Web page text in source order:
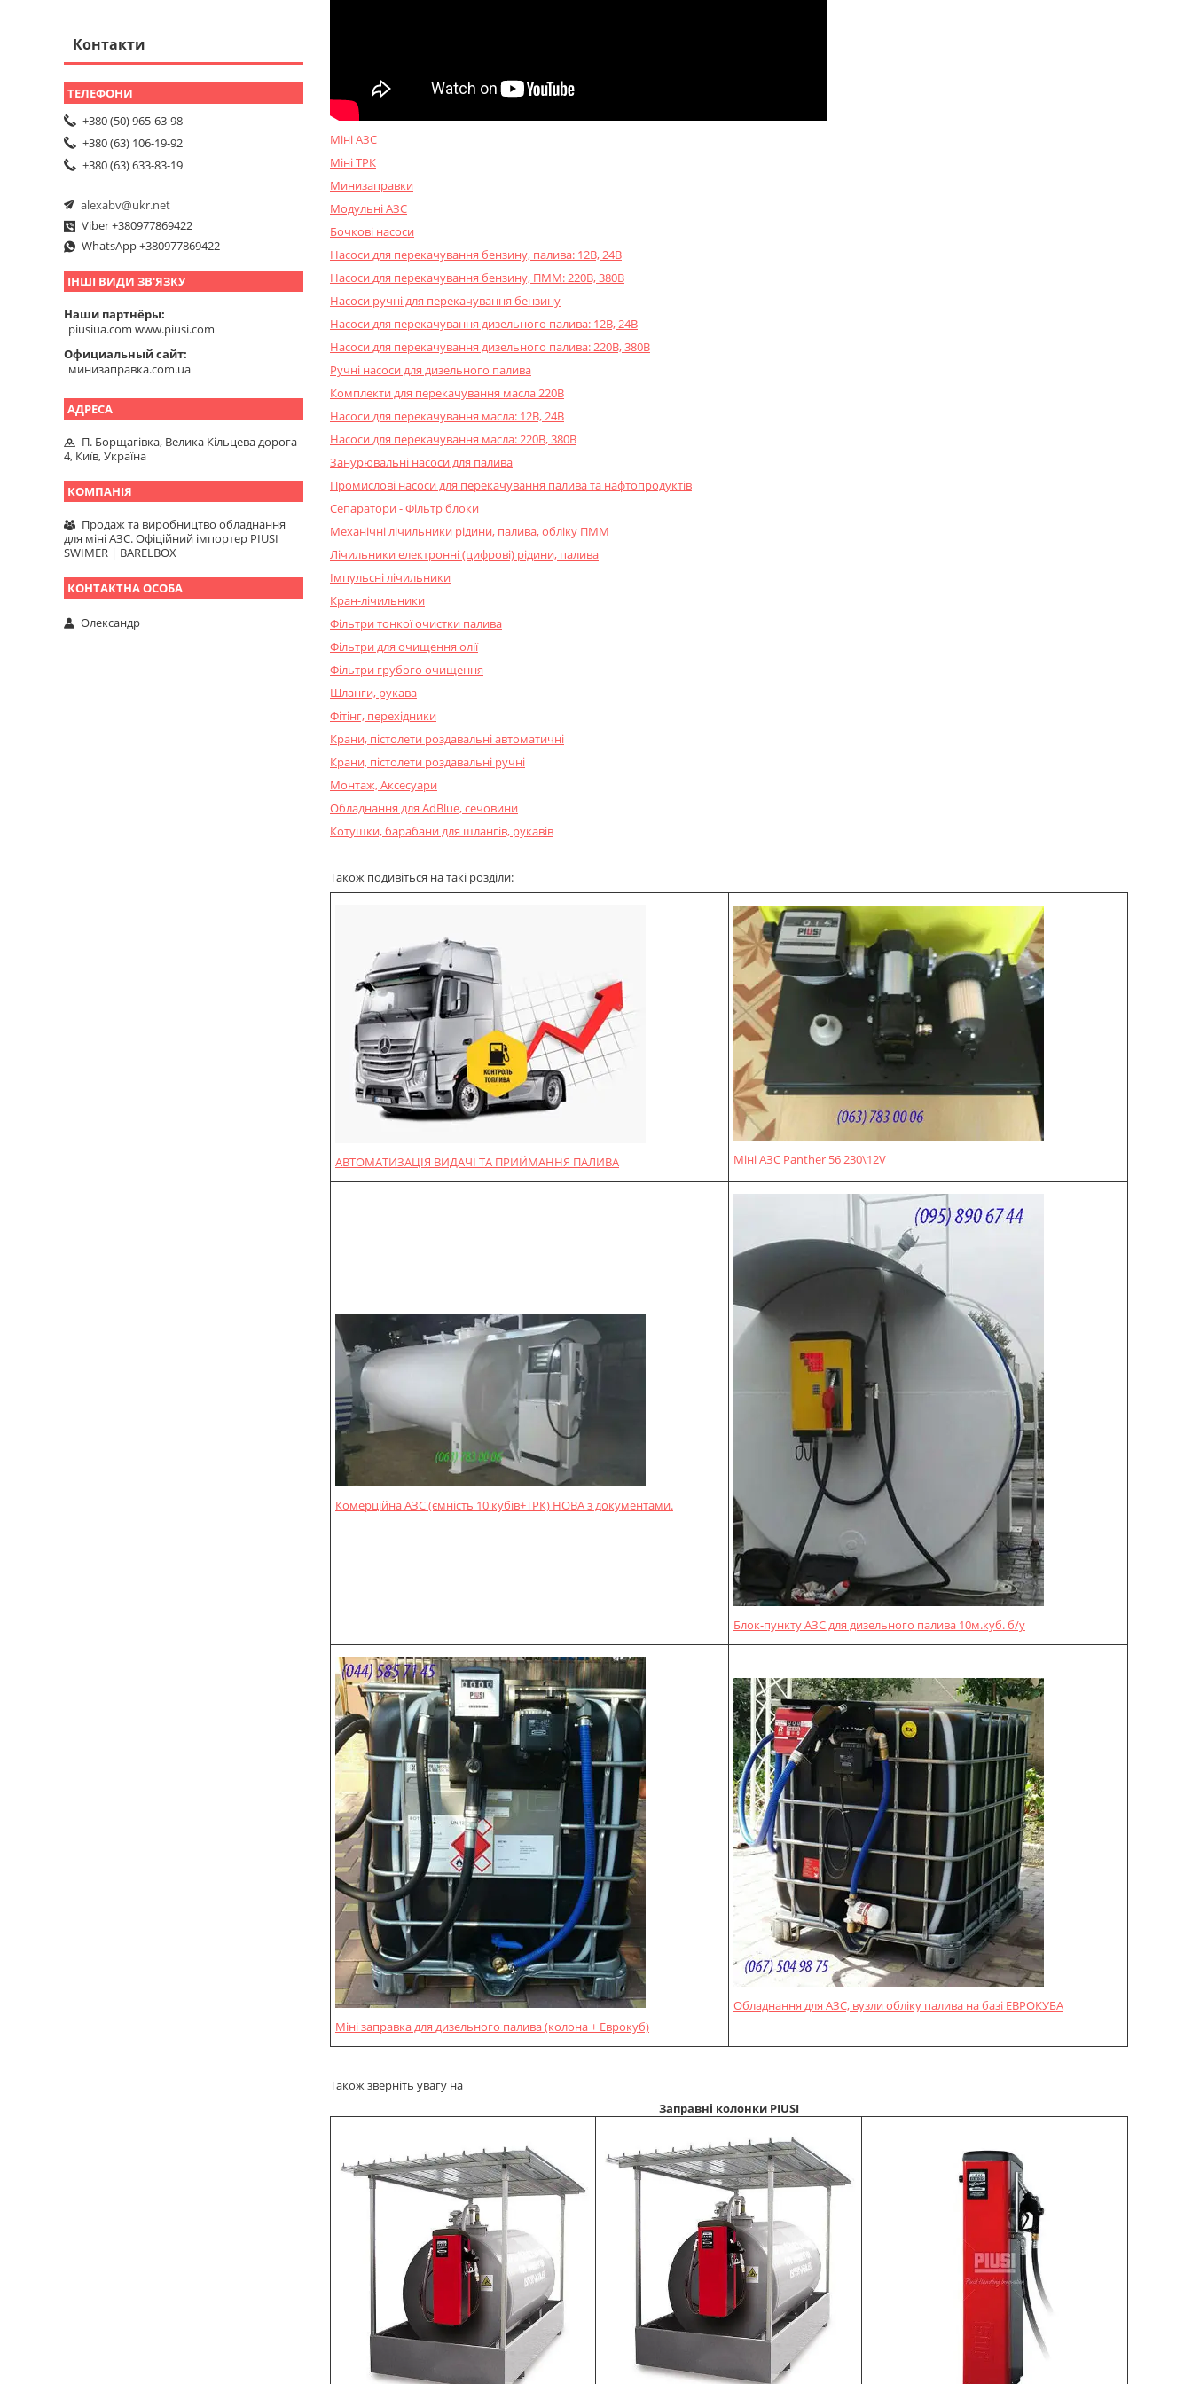
Міні АЗС
Міні ТРК
Минизаправки
Модульні АЗС
Бочкові насоси
Насоси для перекачування бензину, палива: 12В, 24В
Насоси для перекачування бензину, ПММ: 220В, 380В
Насоси ручні для перекачування бензину
Насоси для перекачування дизельного палива: 12В, 24В
Насоси для перекачування дизельного палива: 220В, 380В
Ручні насоси для дизельного палива
Комплекти для перекачування масла 220В
Насоси для перекачування масла: 12В, 24В
Насоси для перекачування масла: 220В, 380В
Занурювальні насоси для палива
Промислові насоси для перекачування палива та нафтопродуктів
Сепаратори - Фільтр блоки
Механічні лічильники рідини, палива, обліку ПММ
Лічильники електронні (цифрові) рідини, палива
Імпульсні лічильники
Кран-лічильники
Фільтри тонкої очистки палива
Фільтри для очищення олії
Фільтри грубого очищення
Шланги, рукава
Фітінг, перехідники
Крани, пістолети роздавальні автоматичні
Крани, пістолети роздавальні ручні
Монтаж, Аксесуари
Обладнання для AdBlue, сечовини
Котушки, барабани для шлангів, рукавів
Також подивіться на такі розділи:
АВТОМАТИЗАЦІЯ ВИДАЧІ ТА ПРИЙМАННЯ ПАЛИВА Міні АЗС Panther 56 230\12V
Комерційна АЗС (ємність 10 кубів+ТРК) НОВА з документами.
Блок-пункту АЗС для дизельного палива 10м.куб. б/у
Міні заправка для дизельного палива (колона + Еврокуб)
Обладнання для АЗС, вузли обліку палива на базі ЕВРОКУБА
Також зверніть увагу на
Заправні колонки PIUSI
Контакти
+380 (50) 965-63-98
+380 (63) 106-19-92
+380 (63) 633-83-19
alexabv@ukr.net
Viber +380977869422
WhatsApp +380977869422
ІНШІ ВИДИ ЗВ'ЯЗКУ
Наши партнёры
piusiua.com www.piusi.com
Официальный сайт
минизаправка.com.ua
П. Борщагівка, Велика Кільцева дорога
4, Київ, Україна
Продаж та виробництво обладнання
для міні АЗС. Офіційний імпортер PIUSI
SWIMER | BARELBOX
Олександр